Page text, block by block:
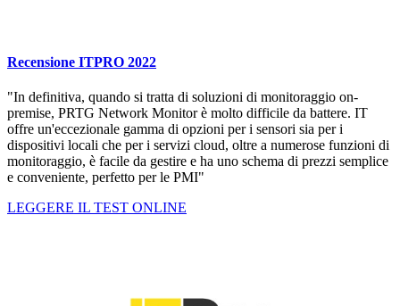
Recensione ITPRO 2022
"In definitiva, quando si tratta di soluzioni di monitoraggio on-
premise, PRTG Network Monitor è molto difficile da battere. IT
offre un'eccezionale gamma di opzioni per i sensori sia per i
dispositivi locali che per i servizi cloud, oltre a numerose funzioni di
monitoraggio, è facile da gestire e ha uno schema di prezzi semplice
e conveniente, perfetto per le PMI"
LEGGERE IL TEST ONLINE